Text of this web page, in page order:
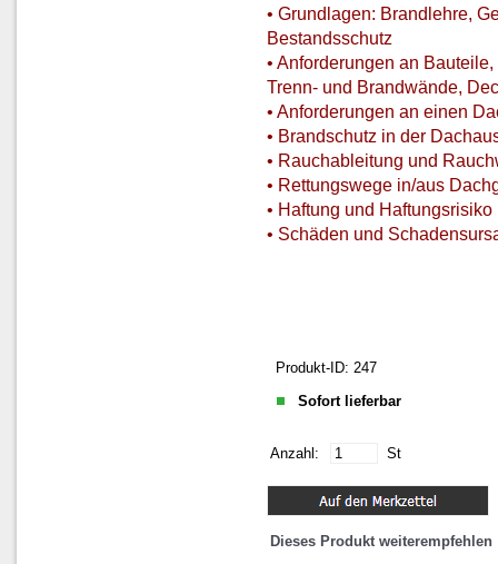
• Grundlagen: Brandlehre,
Bestandsschutz
• Anforderungen an
Trenn- und Brandwände,
• Anforderungen an einen
• Brandschutz in der
• Rauchableitung und
• Rettungswege in/aus
• Haftung und Haftungsrisiko
• Schäden und
Produkt-ID: 247
Sofort lieferbar
Anzahl: St
Dieses Produkt weiterempfehlen